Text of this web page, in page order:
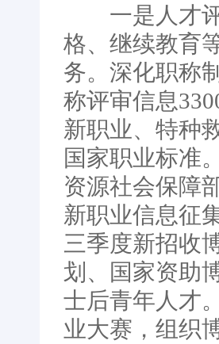
一是人才评
格、继续教育
务。深化职称
称评审信息
新职业、特种
国家职业标准
资源社会保障
新职业信息征
三季度新招收
划、国家资助
士后青年人才
业大赛，组织